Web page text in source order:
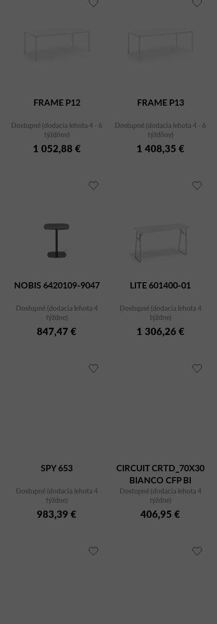
FRAME P12
Dostupné (dodacia lehota 4 - 6
týždňov)
1 052,88 €
FRAME P13
Dostupné (dodacia lehota 4 - 6
týždňov)
1 408,35 €
NOBIS 6420109-9047
Dostupné (dodacia lehota 4
týždne)
847,47 €
LITE 601400-01
Dostupné (dodacia lehota 4
týždne)
1 306,26 €
SPY 653
Dostupné (dodacia lehota 4
týždne)
983,39 €
CIRCUIT CRTD_70X30
BIANCO CFP BI
Dostupné (dodacia lehota 4
týždne)
406,95 €